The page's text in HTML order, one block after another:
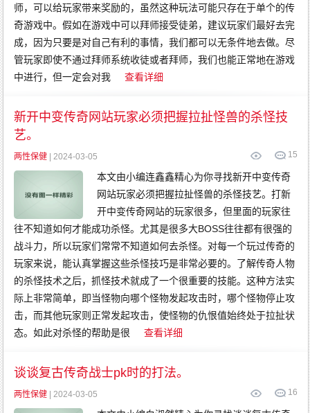
师，可以给玩家带来奖励的，虽然这种玩法可能只存在于单个的传
奇游戏中。假如在游戏中可以拜师接受徒弟，建议玩家们最好去完
成，因为只要是对自己有利的事情，我们都可以无条件地去做。尽
管玩家即使不通过拜师系统收徒或者拜师，我们也能正常地在游戏
中进行，但一定会对我
查看详细
新开中变传奇网站玩家必须把握拉扯怪兽的杀怪技
艺。
15
两性保健 | 2024-03-05
本文由小编连鑫鑫精心为你寻找新开中变传奇
网站玩家必须把握拉扯怪兽的杀怪技艺。打新
开中变传奇网站的玩家很多，但里面的玩家往
往不知道如何才能成功杀怪。尤其是很多大BOSS往往都有很强的
战斗力，所以玩家们常常不知道如何去杀怪。对每一个玩过传奇的
玩家来说，能认真掌握这些杀怪技巧是非常必要的。了解传奇人物
的杀怪技术之后，抓怪技术就成了一个很重要的技能。这种方法实
际上非常简单，即当怪物向哪个怪物发起攻击时，哪个怪物停止攻
击，而其他玩家则正常发起攻击，使怪物的仇恨值始终处于拉扯状
态。如此对杀怪的帮助是很
查看详细
谈谈复古传奇战士pk时的打法。
16
两性保健 | 2024-03-05